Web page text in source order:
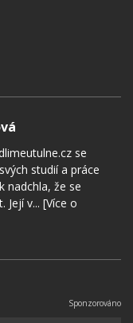
se
studií a práce
nadchla, že se
Její v... [Více o